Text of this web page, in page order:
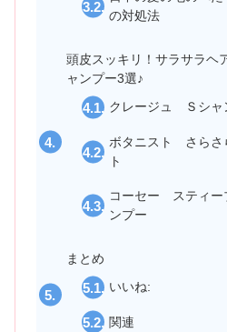
の対処法
頭皮スッキリ！サラサラヘ
ャンプー3選♪
クレージュ Ｓシャ
ボタニスト さらさ
ト
コーセー スティー
ンプー
まとめ
いいね:
関連